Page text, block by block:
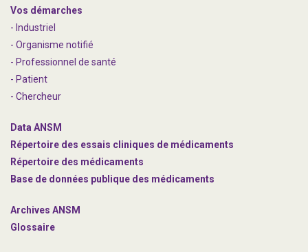
Vos démarches
- Industriel
- Organisme notifié
- Professionnel de santé
- Patient
- Chercheur
Data ANSM
Répertoire des essais cliniques de médicaments
Répertoire des médicaments
Base de données publique des médicaments
Archives ANSM
Glossaire